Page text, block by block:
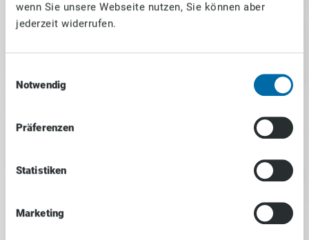
wenn Sie unsere Webseite nutzen, Sie können aber
jederzeit widerrufen.
Notwendig
Präferenzen
Statistiken
Marketing